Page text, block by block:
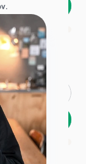
tutor
tutor